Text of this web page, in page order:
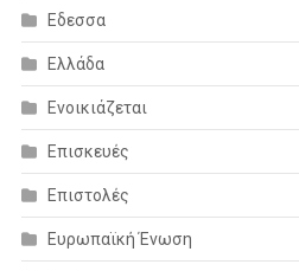
Εδεσσα
Ελλάδα
Ενοικιάζεται
Επισκευές
Επιστολές
Ευρωπαϊκή Ένωση